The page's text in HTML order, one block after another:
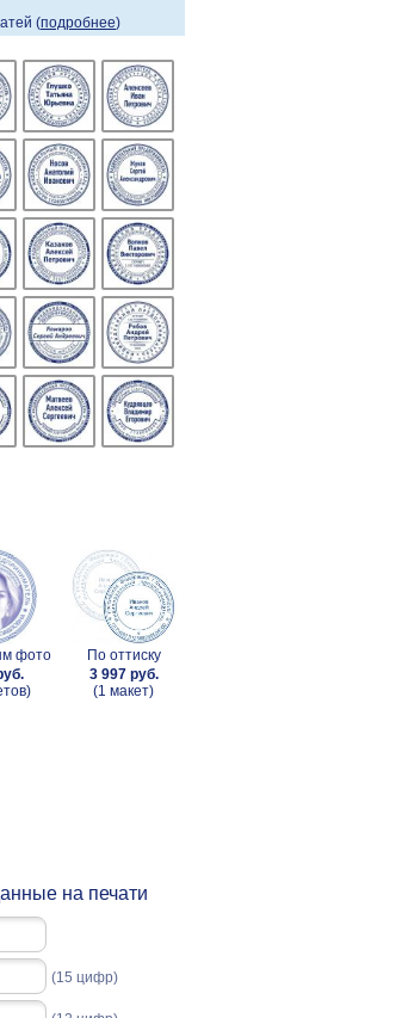
(подробнее)
фото
По оттиску
3 997 руб.
(1 макет)
на печати
(15 цифр)